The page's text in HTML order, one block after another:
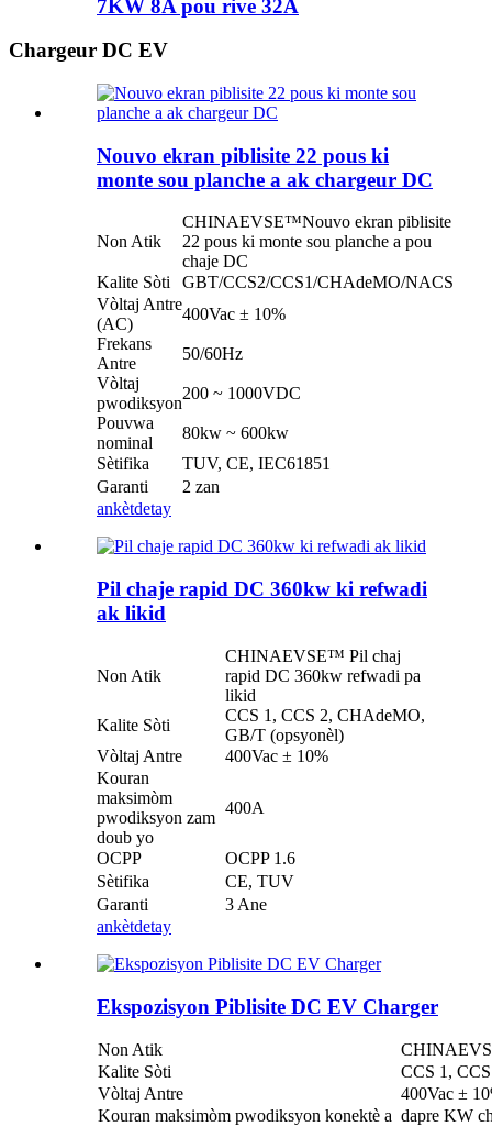
7KW 8A pou rive 32A
Chargeur DC EV
Nouvo ekran piblisite 22 pous ki
monte sou planche a ak chargeur DC
Non Atik
CHINAEVSE™️Nouvo ekran piblisite
22 pous ki monte sou planche a pou
chaje DC
Kalite Sòti
GBT/CCS2/CCS1/CHAdeMO/NACS
Vòltaj Antre
(AC)
400Vac ± 10%
Frekans
Antre
50/60Hz
Vòltaj
pwodiksyon
200 ~ 1000VDC
Pouvwa
nominal
80kw ~ 600kw
Sètifika
TUV, CE, IEC61851
Garanti
2 zan
ankètdetay
Pil chaje rapid DC 360kw ki refwadi
ak likid
Non Atik
CHINAEVSE™️ Pil chaj
rapid DC 360kw refwadi pa
likid
Kalite Sòti
CCS 1, CCS 2, CHAdeMO,
GB/T (opsyonèl)
Vòltaj Antre
400Vac ± 10%
Kouran
maksimòm
pwodiksyon zam
doub yo
400A
OCPP
OCPP 1.6
Sètifika
CE, TUV
Garanti
3 Ane
ankètdetay
Ekspozisyon Piblisite DC EV Charger
Non Atik
Kalite Sòti
CCS 1,
Vòltaj Antre
400Vac ±
Kouran maksimòm pwodiksyon konektè a dapre KW